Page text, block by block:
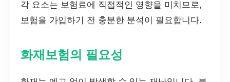
각 요소는 보험료에 직접적인 영향을 미치므로,
보험을 가입하기 전 충분한 분석이 필요합니다.
화재보험의 필요성